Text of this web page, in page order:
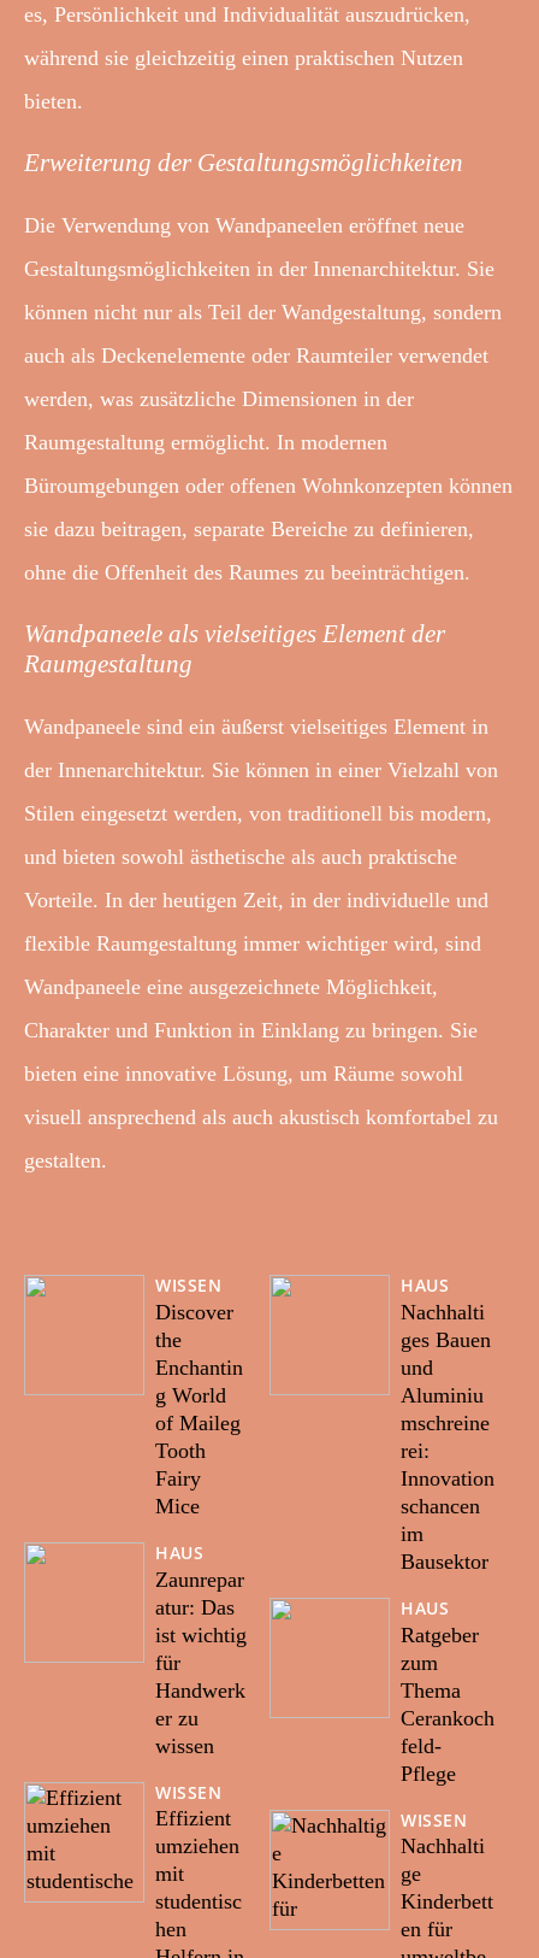
es, Persönlichkeit und Individualität auszudrücken,
während sie gleichzeitig einen praktischen Nutzen
bieten.
Erweiterung der Gestaltungsmöglichkeiten
Die Verwendung von Wandpaneelen eröffnet neue
Gestaltungsmöglichkeiten in der Innenarchitektur. Sie
können nicht nur als Teil der Wandgestaltung, sondern
auch als Deckenelemente oder Raumteiler verwendet
werden, was zusätzliche Dimensionen in der
Raumgestaltung ermöglicht. In modernen
Büroumgebungen oder offenen Wohnkonzepten können
sie dazu beitragen, separate Bereiche zu definieren,
ohne die Offenheit des Raumes zu beeinträchtigen.
Wandpaneele als vielseitiges Element der
Raumgestaltung
Wandpaneele sind ein äußerst vielseitiges Element in
der Innenarchitektur. Sie können in einer Vielzahl von
Stilen eingesetzt werden, von traditionell bis modern,
und bieten sowohl ästhetische als auch praktische
Vorteile. In der heutigen Zeit, in der individuelle und
flexible Raumgestaltung immer wichtiger wird, sind
Wandpaneele eine ausgezeichnete Möglichkeit,
Charakter und Funktion in Einklang zu bringen. Sie
bieten eine innovative Lösung, um Räume sowohl
visuell ansprechend als auch akustisch komfortabel zu
gestalten.
WISSEN
Discover
the
Enchantin
g World
of Maileg
Tooth
Fairy
Mice
HAUS
Zaunrepar
atur: Das
ist wichtig
für
Handwerk
er zu
wissen
WISSEN
Effizient
umziehen
mit
studentisc
hen
HAUS
Nachhalti
ges Bauen
und
Aluminiu
mschreine
rei:
Innovation
schancen
im
Bausektor
HAUS
Ratgeber
zum
Thema
Cerankoch
feld-
Pflege
WISSEN
Nachhalti
ge
Kinderbett
en für